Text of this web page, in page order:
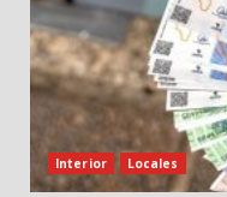
Interior Locales